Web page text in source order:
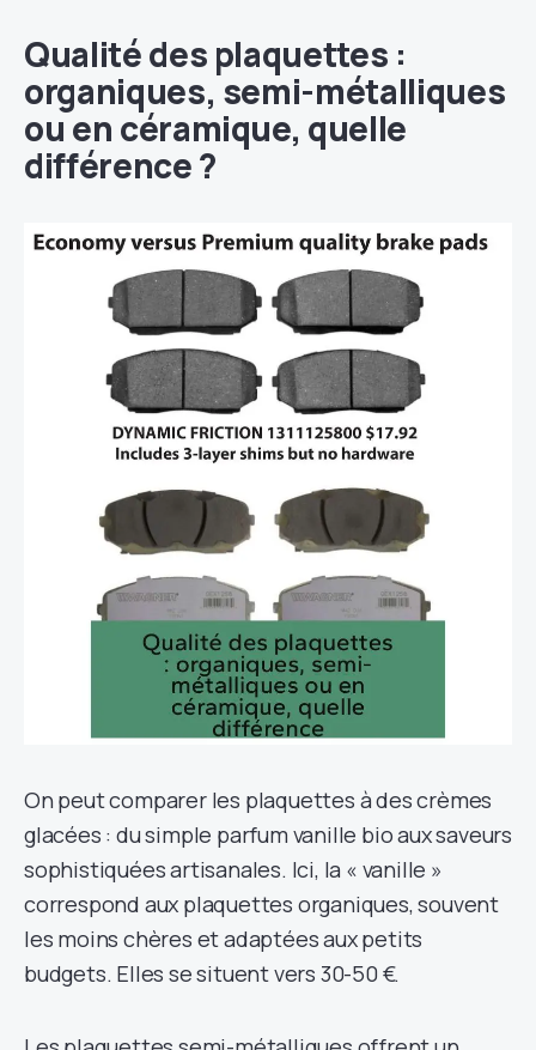
Qualité des plaquettes :
organiques, semi-métalliques
ou en céramique, quelle
différence ?
On peut comparer les plaquettes à des crèmes
glacées : du simple parfum vanille bio aux saveurs
sophistiquées artisanales. Ici, la « vanille »
correspond aux plaquettes organiques, souvent
les moins chères et adaptées aux petits
budgets. Elles se situent vers 30-50 €.